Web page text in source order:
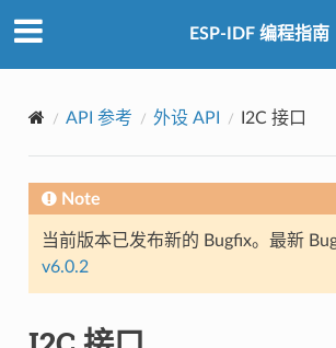
ESP-IDF 编程指南
API 参考 外设 API I2C 接口
Note
当前版本已发布新的 Bugfix。最新
v6.0.2